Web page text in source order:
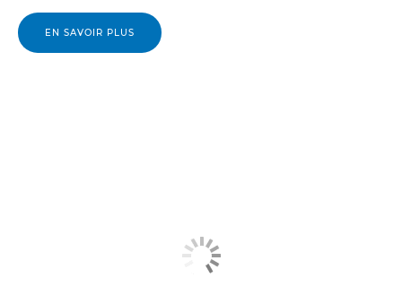
EN SAVOIR PLUS